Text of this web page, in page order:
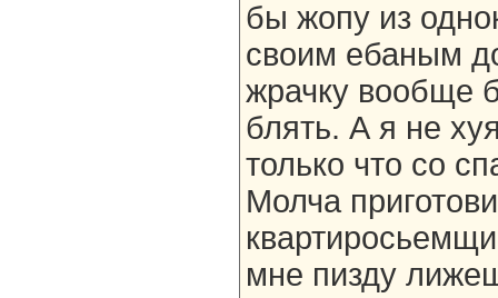
бы жопу из
своим ебаным
жрачку вообще
блять. А я не
только что со
Молча
мне пизду